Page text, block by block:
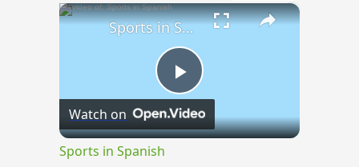
×
Play
Video
Sports in Spanish
Watch on
Sports in Spanish